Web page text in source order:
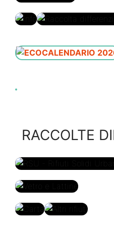
Disservizi
Per le
aziende
differenziata
RACCOLTE
RSU - Rifiuti Solidi
Urbani
Vetro e
Lattine